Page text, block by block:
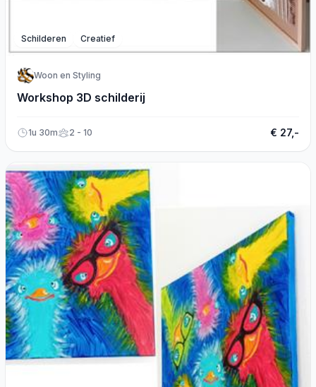
Schilderen Creatief
Woon en Styling
Workshop 3D schilderij
1u 30m 2 - 10 € 27,-